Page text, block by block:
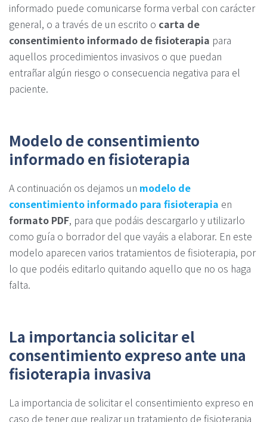
informado puede comunicarse forma verbal con carácter
general, o a través de un escrito o carta de
consentimiento informado de fisioterapia para
aquellos procedimientos invasivos o que puedan
entrañar algún riesgo o consecuencia negativa para el
paciente.
Modelo de consentimiento
informado en fisioterapia
A continuación os dejamos un modelo de
consentimiento informado para fisioterapia en
formato PDF, para que podáis descargarlo y utilizarlo
como guía o borrador del que vayáis a elaborar. En este
modelo aparecen varios tratamientos de fisioterapia, por
lo que podéis editarlo quitando aquello que no os haga
falta.
La importancia solicitar el
consentimiento expreso ante una
fisioterapia invasiva
La importancia de solicitar el consentimiento expreso en
caso de tener que realizar un tratamiento de fisioterapia